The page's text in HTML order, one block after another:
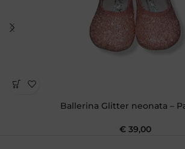
Ballerina Glitter neonata –
€39,00